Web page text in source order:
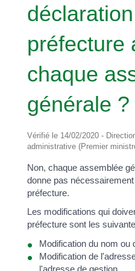
préfecture
chaque
générale ?
Vérifié le 14/02/2020 -
administrative (Premier
Non, chaque assemblée
donne pas
préfecture.
Les modifications qui
préfecture sont les
Modification du nom ou
Modification de
l'adresse de gestion